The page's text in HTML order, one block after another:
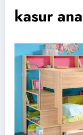
kasur